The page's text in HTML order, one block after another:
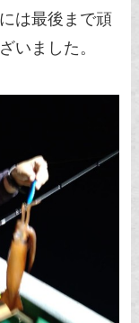
は最後まで頑
いました。